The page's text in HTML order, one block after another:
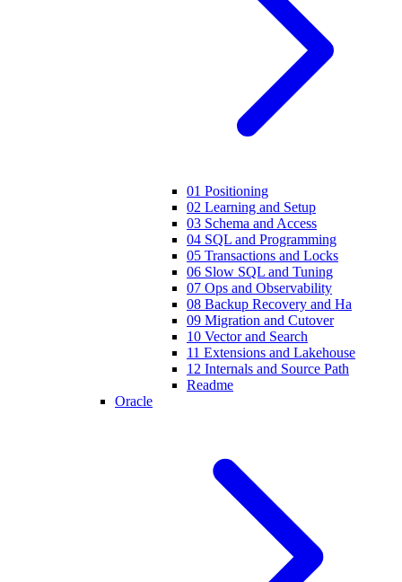
01 Positioning
02 Learning and Setup
03 Schema and Access
04 SQL and Programming
05 Transactions and Locks
06 Slow SQL and Tuning
07 Ops and Observability
08 Backup Recovery and Ha
09 Migration and Cutover
10 Vector and Search
11 Extensions and Lakehouse
12 Internals and Source Path
Readme
Oracle